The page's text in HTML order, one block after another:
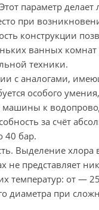
параметр
при
конструкции
ванных
техники.
с аналогами,
особого
к
за счёт
40 бар.
Выделение
не представляет
температур: от —
диаметра при